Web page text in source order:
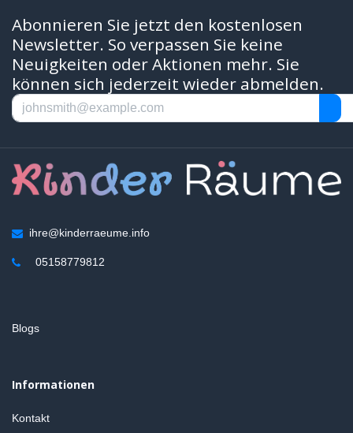
Abonnieren Sie jetzt den kostenlosen
Newsletter. So verpassen Sie keine
Neuigkeiten oder Aktionen mehr. Sie
können sich jederzeit wieder abmelden.
ihre@kinderraeume.info
05158779812
Blogs
Informationen
Kontakt